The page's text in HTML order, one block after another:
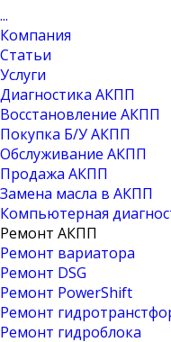
...
Компания
Статьи
Услуги
Диагностика АКПП
Восстановление АКПП
Покупка Б/У АКПП
Обслуживание АКПП
Продажа АКПП
Замена масла в АКПП
Компьютерная
Ремонт АКПП
Ремонт вариатора
Ремонт DSG
Ремонт PowerShift
Ремонт
Ремонт гидроблока